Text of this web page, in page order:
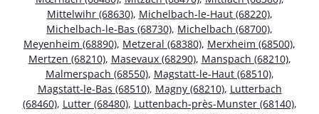
Mittelwihr (68630), Michelbach-le-Haut (68220),
Michelbach-le-Bas (68730), Michelbach (68700),
Meyenheim (68890), Metzeral (68380), Merxheim (68500),
Mertzen (68210), Masevaux (68290), Manspach (68210),
Malmerspach (68550), Magstatt-le-Haut (68510),
Magstatt-le-Bas (68510), Magny (68210), Lutterbach
(68460), Lutter (68480), Luttenbach-près-Munster (68140),